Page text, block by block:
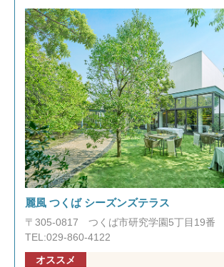
麗風 つくば シーズンズテラス
〒305-0817 つくば市研究学園5丁目19番
TEL:029-860-4122
オススメ